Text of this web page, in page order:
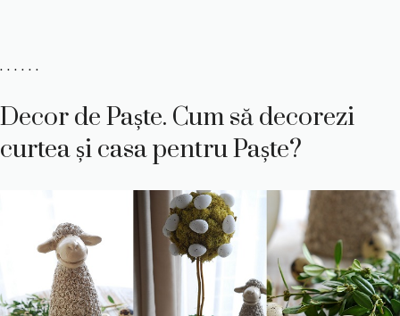
. . . . . .
Decor de Paște. Cum să decorezi
curtea și casa pentru Paște?